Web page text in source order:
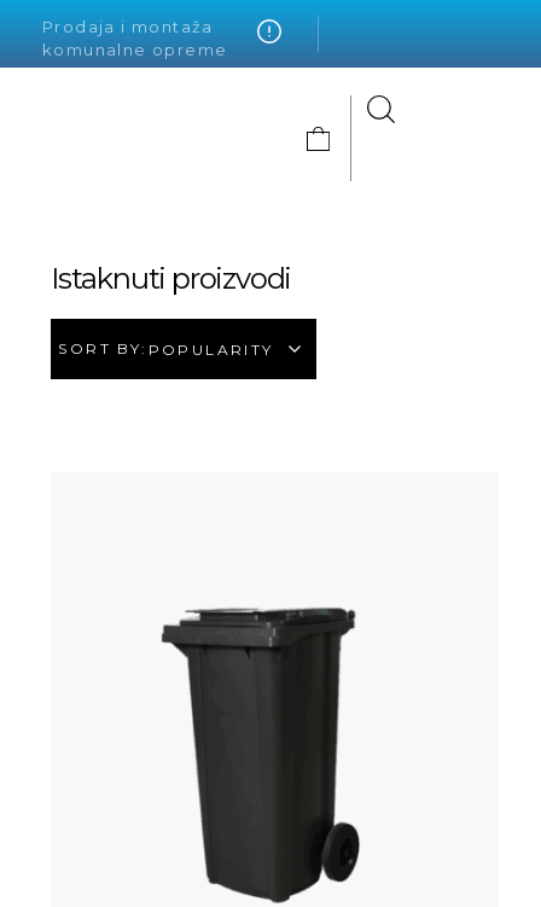
Prodaja i montaža
komunalne opreme
Istaknuti proizvodi
SORT BY: POPULARITY